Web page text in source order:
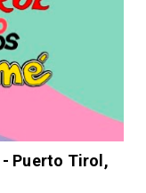
Puerto Tirol,